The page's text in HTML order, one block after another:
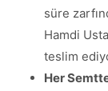
süre
Hamdi
teslim
Her